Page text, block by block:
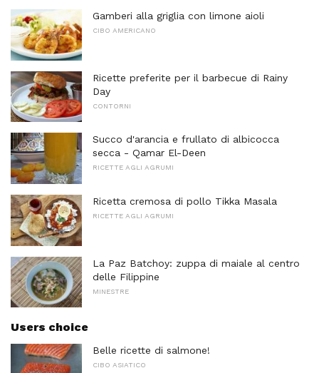
Gamberi alla griglia con limone aioli
CIBO AMERICANO
Ricette preferite per il barbecue di Rainy
Day
CONTORNI
Succo d'arancia e frullato di albicocca
secca - Qamar El-Deen
RICETTE AGLI AGRUMI
Ricetta cremosa di pollo Tikka Masala
RICETTE AGLI AGRUMI
La Paz Batchoy: zuppa di maiale al centro
delle Filippine
MINESTRE
Users choice
Belle ricette di salmone!
CIBO ASIATICO